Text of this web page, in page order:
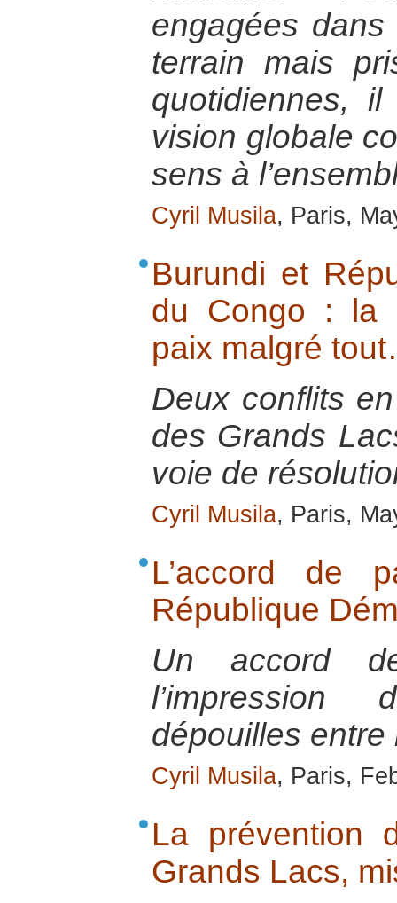
engagées
terrain mais
quotidiennes, il
vision globale
sens à
Cyril Musila, Paris,
Burundi et
du Congo : la
paix malgré
Deux conflits
des Grands
voie de
Cyril Musila, Paris,
L’accord de
République
Un accord
l’impression
dépouilles
Cyril Musila, Paris,
La prévention
Grands Lacs,